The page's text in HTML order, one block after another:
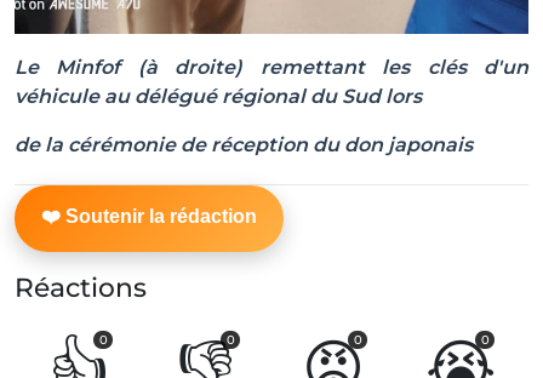
Le Minfof (à droite) remettant les clés d'un
véhicule au délégué régional du Sud lors
de la cérémonie de réception du don japonais
Réactions
0 0 0 0